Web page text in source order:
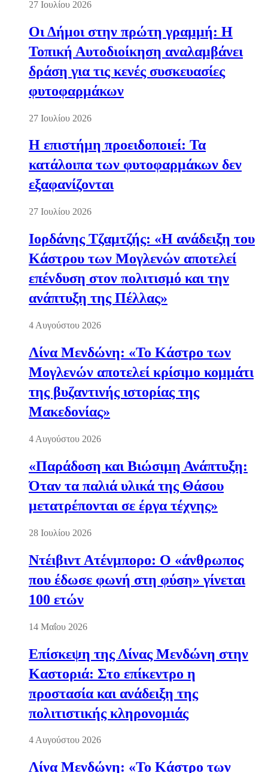
27 Ιουλίου 2026
Οι Δήμοι στην πρώτη γραμμή: Η
Τοπική Αυτοδιοίκηση αναλαμβάνει
δράση για τις κενές συσκευασίες
φυτοφαρμάκων
27 Ιουλίου 2026
Η επιστήμη προειδοποιεί: Τα
κατάλοιπα των φυτοφαρμάκων δεν
εξαφανίζονται
27 Ιουλίου 2026
Ιορδάνης Τζαμτζής: «Η ανάδειξη του
Κάστρου των Μογλενών αποτελεί
επένδυση στον πολιτισμό και την
ανάπτυξη της Πέλλας»
4 Αυγούστου 2026
Λίνα Μενδώνη: «Το Κάστρο των
Μογλενών αποτελεί κρίσιμο κομμάτι
της βυζαντινής ιστορίας της
Μακεδονίας»
4 Αυγούστου 2026
«Παράδοση και Βιώσιμη Ανάπτυξη:
Όταν τα παλιά υλικά της Θάσου
μετατρέπονται σε έργα τέχνης»
28 Ιουλίου 2026
Ντέιβιντ Ατένμπορο: Ο «άνθρωπος
που έδωσε φωνή στη φύση» γίνεται
100 ετών
14 Μαΐου 2026
Επίσκεψη της Λίνας Μενδώνη στην
Καστοριά: Στο επίκεντρο η
προστασία και ανάδειξη της
πολιτιστικής κληρονομιάς
4 Αυγούστου 2026
Λίνα Μενδώνη: «Το Κάστρο των